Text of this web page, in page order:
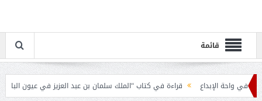
قائمة
الإبداع
قراءة في كتاب “الملك سلمان بن عبد العزيز في عيون الباحثين العرب”.